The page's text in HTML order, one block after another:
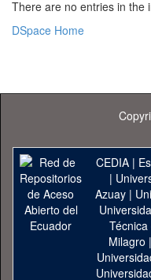
There are no entries in the
DSpace Home
CEDIA|
|
Azuay|
Milagro |